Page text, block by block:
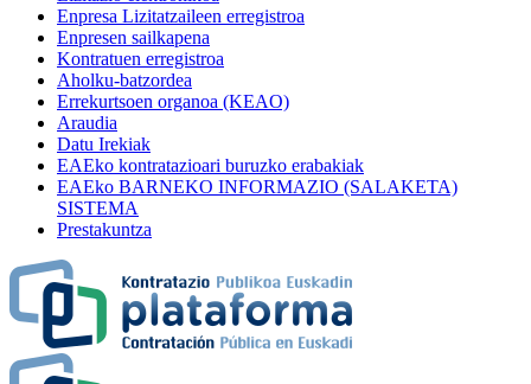
Enpresa Lizitatzaileen erregistroa
Enpresen sailkapena
Kontratuen erregistroa
Aholku-batzordea
Errekurtsoen organoa (KEAO)
Araudia
Datu Irekiak
EAEko kontratazioari buruzko erabakiak
EAEko BARNEKO INFORMAZIO (SALAKETA)
SISTEMA
Prestakuntza